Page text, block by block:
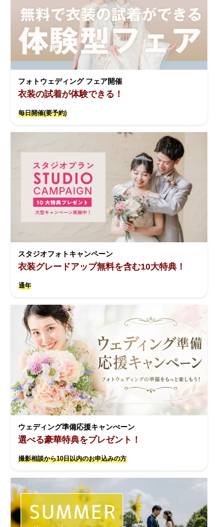
フォトウェディング フェア開催
衣装の試着が体験できる！
毎日開催(要予約)
スタジオフォトキャンペーン
衣装グレードアップ無料を含む10大特典！
通年
ウェディング準備応援キャンぺーン
選べる豪華特典をプレゼント！
撮影相談から10日以内のお申込みの方